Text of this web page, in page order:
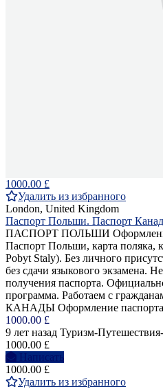
1000.00 £
Удалить из избранного
London, United Kingdom
Паспорт Польши. Паспорт
ПАСПОРТ ПОЛЬШИ Оформление
Паспорт Польши, карта поляка,
Pobyt Staly). Без личного
без сдачи языкового экзамена.
получения паспорта.
программа. Работаем с
КАНАДЫ Оформление
1000.00 £
9 лет назад Туризм-
1000.00 £
Написать
1000.00 £
Удалить из избранного